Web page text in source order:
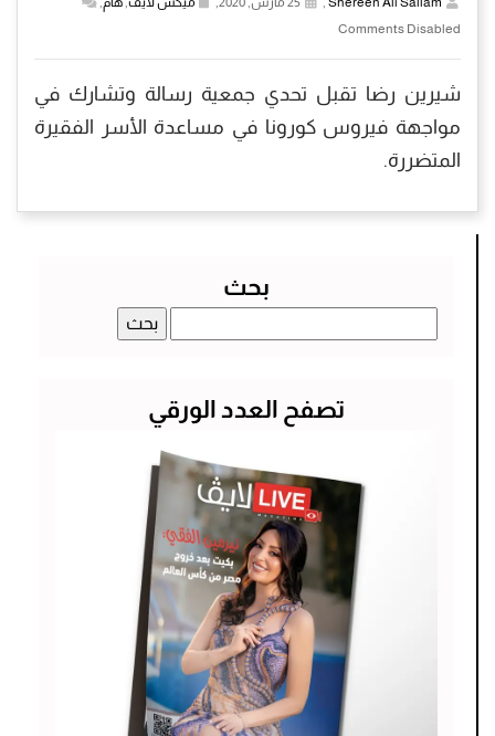
Comments Disabled
شيرين رضا تقبل تحدي جمعية رسالة وتشارك في
مواجهة فيروس كورونا في مساعدة الأسر الفقيرة
المتضررة.
بحث
عن:
تصفح العدد الورقي